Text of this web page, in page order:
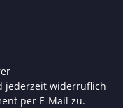
jederzeit widerruflich
per E-Mail zu.